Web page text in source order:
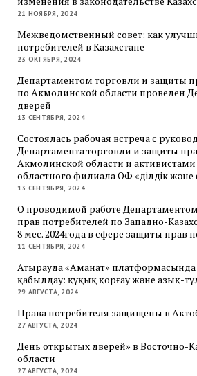
21 НОЯБРЯ, 2024
Межведомственный совет: как
потребителей в Казахстане
23 ОКТЯБРЯ, 2024
Департаментом торговли и защиты
по Акмолинской области проведен
дверей
13 СЕНТЯБРЯ, 2024
Состоялась рабочая встреча с
Департамента торговли и защиты
Акмолинской области и
областного филиала ОФ «Әділдік және
13 СЕНТЯБРЯ, 2024
О проводимой работе
прав потребителей по Западно-
8 мес. 2024года в сфере защиты прав
11 СЕНТЯБРЯ, 2024
Атырауда «Аманат» платформасында
қабылдау: құқық қорғау және азық-
29 АВГУСТА, 2024
Права потребителя защищены в
27 АВГУСТА, 2024
День открытых дверей» в Восточно-
области
27 АВГУСТА, 2024